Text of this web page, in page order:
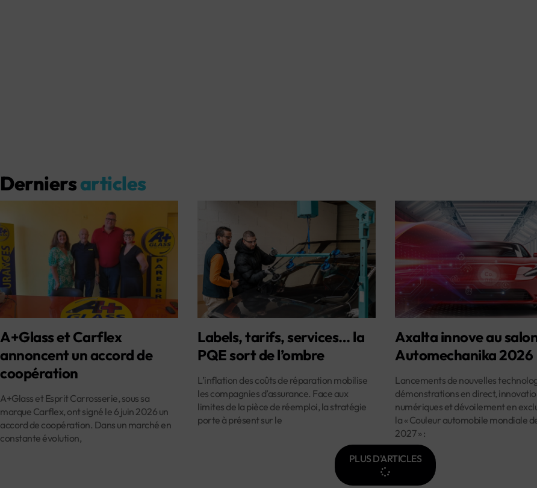
Derniersarticles
A+Glass et Carflex
annoncent un accord de
coopération
A+Glass et Esprit Carrosserie, sous sa
marque Carflex, ont signé le 6 juin 2026 un
accord de coopération. Dans un marché en
constante évolution,
Labels, tarifs, services… la
PQE sort de l’ombre
L’inflation des coûts de réparation mobilise
les compagnies d’assurance. Face aux
limites de la pièce de réemploi, la stratégie
porte à présent sur le
Axalta innove au
Automechanika 2026
Lancements de nouvelles
démonstrations en direct,
numériques et dévoilement en
la « Couleur automobile mondiale
2027 » :
PLUS D'ARTICLES